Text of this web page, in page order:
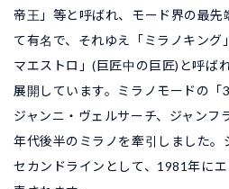
帝王」等と呼ばれ、モード界の最先
て有名で、それゆえ「ミラノキング
マエストロ」(巨匠中の巨匠)と呼ば
展開しています。ミラノモードの「
ジャンニ・ヴェルサーチ、ジャンフ
年代後半のミラノを牽引しました。
セカンドラインとして、1981年に